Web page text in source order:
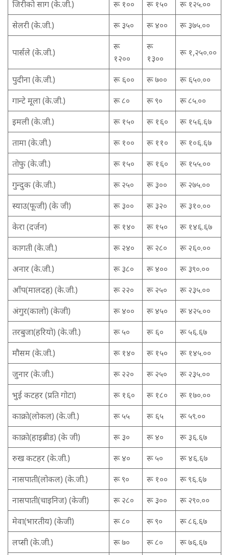
जिरीको साग (के.जी.) रू १०० रू १५०
रू १२५.००
सेलरी (के.जी.)
रू ३५० रू ४०० रू ३७५.००
पार्सले (के.जी.)
रू
१२००
रू
१३००
रू १,२५०.००
पुदीना (के.जी.) रू ६०० रू ७००
रू ६५०.००
गान्टे मूला (के.जी.)
रू ८० रू ९०
रू ८५.००
इमली (के.जी.)
रू १५० रू १६०
रू १५६.६७
तामा (के.जी.)
रू १०० रू ११०
रू १०६.६७
तोफु (के.जी.)
रू १५० रू १६०
रू १५५.००
गुन्दुक (के.जी.)
रू २५० रू ३००
रू २७५.००
स्याउ(फूजी) (के जी)
रू ३०० रू ३२०
रू ३१०.००
केरा (दर्जन)
रू १४० रू १५०
रू १४६.६७
कागती (के.जी.)
रू २४० रू २८०
रू २६०.००
अनार (के.जी.)
रू ३८० रू ४००
रू ३९०.००
आँप(मालदह) (के.जी.)
रू २२० रू २५०
रू २३५.००
अंगुर(कालो) (केजी)
रू ४०० रू ४५०
रू ४२५.००
तरबुजा(हरियो) (के.जी.)
रू ५० रू ६०
रू ५६.६७
मौसम (के.जी.)
रू १४० रू १५०
रू १४५.००
जुनार (के.जी.)
रू २२० रू २५०
रू २३५.००
भुई कटहर (प्रति गोटा)
रू १६० रू १८०
रू १७०.००
काक्रो(लोकल) (के.जी.)
रू ५५ रू ६५
रू ५९.००
काक्रो(हाइब्रीड) (के जी)
रू ३० रू ४०
रू ३६.६७
रुख कटहर (के.जी.)
रू ४० रू ५०
रू ४६.६७
नासपाती(लोकल) (के.जी.)
रू ९० रू १००
रू ९६.६७
नासपाती(चाइनिज) (केजी)
रू २८० रू ३००
रू २९०.००
मेवा(भारतीय) (केजी)
रू ८० रू ९०
रू ८६.६७
लप्सी (के.जी.)
रू ७० रू ८०
रू ७६.६७